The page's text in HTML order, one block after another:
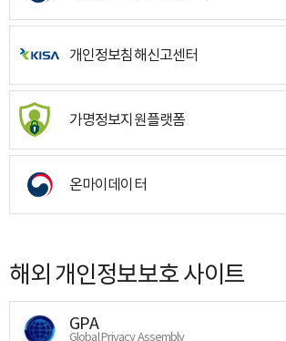
개인정보침해신고센터
가명정보지원플랫폼
온마이데이터
해외 개인정보보호 사이트
GPA
Global Privacy Assembly